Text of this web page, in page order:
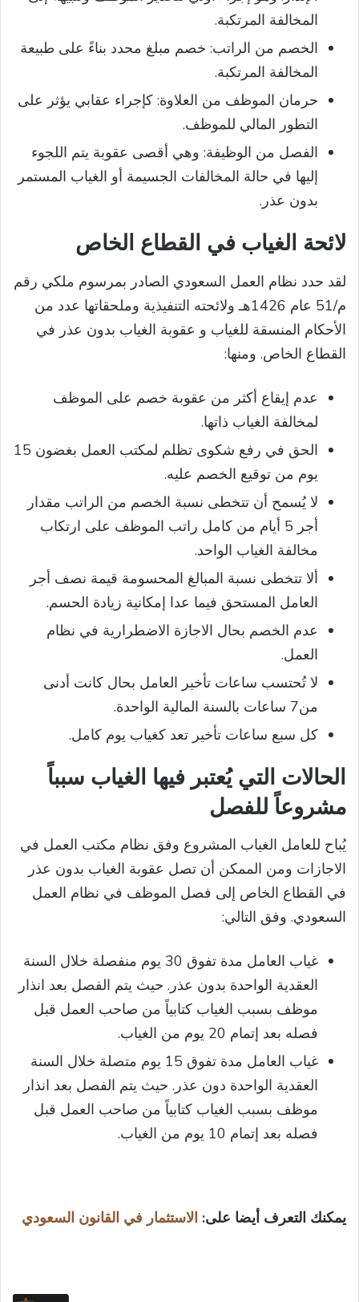
المخالفة المرتكبة.
الخصم من الراتب: خصم مبلغ محدد بناءً على طبيعة
المخالفة المرتكبة.
حرمان الموظف من العلاوة: كإجراء عقابي يؤثر على
التطور المالي للموظف.
الفصل من الوظيفة: وهي أقصى عقوبة يتم اللجوء
إليها في حالة المخالفات الجسيمة أو الغياب المستمر
بدون عذر.
لائحة الغياب في القطاع الخاص
لقد حدد نظام العمل السعودي الصادر بمرسوم ملكي رقم
م/51 عام 1426هـ ولائحته التنفيذية وملحقاتها عدد من
الأحكام المنسقة للغياب و عقوبة الغياب بدون عذر في
القطاع الخاص. ومنها:
عدم إيقاع أكثر من عقوبة خصم على الموظف
لمخالفة الغياب ذاتها.
الحق في رفع شكوى تظلم لمكتب العمل بغضون 15
يوم من توقيع الخصم عليه.
لا يُسمح أن تتخطى نسبة الخصم من الراتب مقدار
أجر 5 أيام من كامل راتب الموظف على ارتكاب
مخالفة الغياب الواحد.
ألا تتخطى نسبة المبالغ المحسومة قيمة نصف أجر
العامل المستحق فيما عدا إمكانية زيادة الحسم.
عدم الخصم بحال الاجازة الاضطرارية في نظام
العمل.
لا تُحتسب ساعات تأخير العامل بحال كانت أدنى
من7 ساعات بالسنة المالية الواحدة.
كل سبع ساعات تأخير تعد كغياب يوم كامل.
الحالات التي يُعتبر فيها الغياب سبباً
مشروعاً للفصل
يُباح للعامل الغياب المشروع وفق نظام مكتب العمل في
الاجازات ومن الممكن أن تصل عقوبة الغياب بدون عذر
في القطاع الخاص إلى فصل الموظف في نظام العمل
السعودي. وفق التالي:
غياب العامل مدة تفوق 30 يوم منفصلة خلال السنة
العقدية الواحدة بدون عذر. حيث يتم الفصل بعد انذار
موظف بسبب الغياب كتابياً من صاحب العمل قبل
فصله بعد إتمام 20 يوم من الغياب.
غياب العامل مدة تفوق 15 يوم متصلة خلال السنة
العقدية الواحدة دون عذر. حيث يتم الفصل بعد انذار
موظف بسبب الغياب كتابياً من صاحب العمل قبل
فصله بعد إتمام 10 يوم من الغياب.
يمكنك التعرف أيضا على: الاستثمار في القانون السعودي